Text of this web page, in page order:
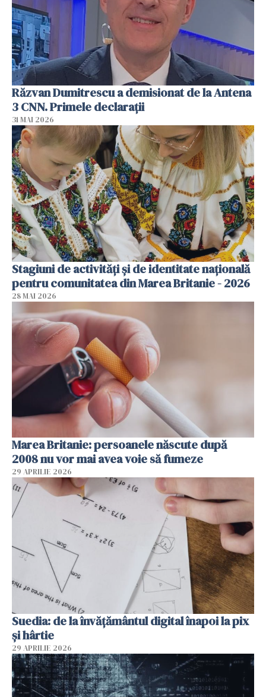
Răzvan Dumitrescu a demisionat de la Antena
3 CNN. Primele declarații
31 MAI 2026
Stagiuni de activități și de identitate națională
pentru comunitatea din Marea Britanie - 2026
28 MAI 2026
Marea Britanie: persoanele născute după
2008 nu vor mai avea voie să fumeze
29 APRILIE 2026
Suedia: de la învățământul digital înapoi la pix
și hârtie
29 APRILIE 2026